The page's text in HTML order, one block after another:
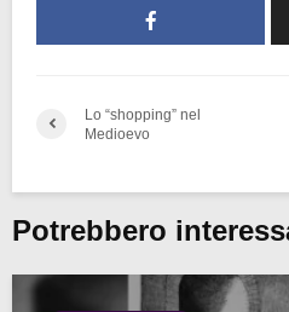
Lo “shopping” nel
Medioevo
Potrebbero